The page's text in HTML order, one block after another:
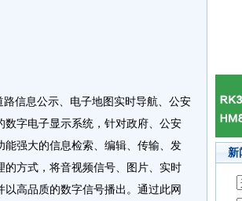
信息公示、电子地图实时导航、公安
字电子显示系统，针对政府、公安
强大的信息检索、编辑、传输、发
方式，将音视频信号、图片、实时
高品质的数字信号播出。通过此网
新